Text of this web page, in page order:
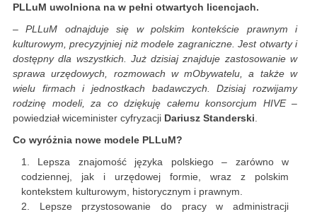
PLLuM uwolniona na w pełni otwartych licencjach.
– PLLuM odnajduje się w polskim kontekście prawnym i
kulturowym, precyzyjniej niż modele zagraniczne. Jest otwarty i
dostępny dla wszystkich. Już dzisiaj znajduje zastosowanie w
sprawa urzędowych, rozmowach w mObywatelu, a także w
wielu firmach i jednostkach badawczych. Dzisiaj rozwijamy
rodzinę modeli, za co dziękuję całemu konsorcjum HIVE–
powiedział wiceminister cyfryzacji Dariusz Standerski
Co wyróżnia nowe modele PLLuM?
Lepsza znajomość języka polskiego – zarówno w
codziennej, jak i urzędowej formie, wraz z polskim
kontekstem kulturowym, historycznym i prawnym.
Lepsze przystosowanie do pracy w administracji